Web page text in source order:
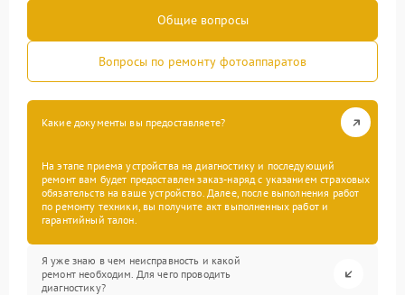
Общие вопросы
Вопросы по ремонту фотоаппаратов
Какие документы вы предоставляете?
На этапе приема устройства на диагностику и последующий
ремонт вам будет предоставлен заказ-наряд с указанием страховых
обязательств на ваше устройство. Далее, после выполнения работ
по ремонту техники, вы получите акт выполненных работ и
гарантийный талон.
Я уже знаю в чем неисправность и какой
ремонт необходим. Для чего проводить
диагностику?